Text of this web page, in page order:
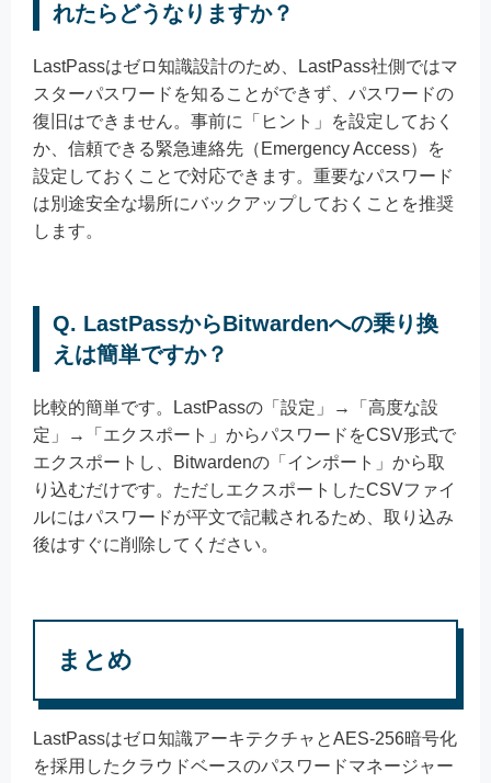
れたらどうなりますか？
LastPassはゼロ知識設計のため、LastPass社側ではマ
スターパスワードを知ることができず、パスワードの
復旧はできません。事前に「ヒント」を設定しておく
か、信頼できる緊急連絡先（Emergency Access）を
設定しておくことで対応できます。重要なパスワード
は別途安全な場所にバックアップしておくことを推奨
します。
Q. LastPassからBitwardenへの乗り換
えは簡単ですか？
比較的簡単です。LastPassの「設定」→「高度な設
定」→「エクスポート」からパスワードをCSV形式で
エクスポートし、Bitwardenの「インポート」から取
り込むだけです。ただしエクスポートしたCSVファイ
ルにはパスワードが平文で記載されるため、取り込み
後はすぐに削除してください。
まとめ
LastPassはゼロ知識アーキテクチャとAES-256暗号化
を採用したクラウドベースのパスワードマネージャー